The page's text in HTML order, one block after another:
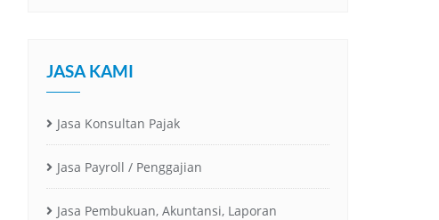
JASA KAMI
Jasa Konsultan Pajak
Jasa Payroll / Penggajian
Jasa Pembukuan, Akuntansi, Laporan